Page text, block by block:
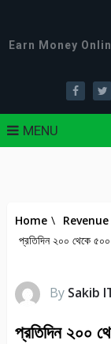
Earn Money
MENU
Home \
প্রতিদিন ২০০ থেকে
By Sakib
প্রতিদিন ২০০